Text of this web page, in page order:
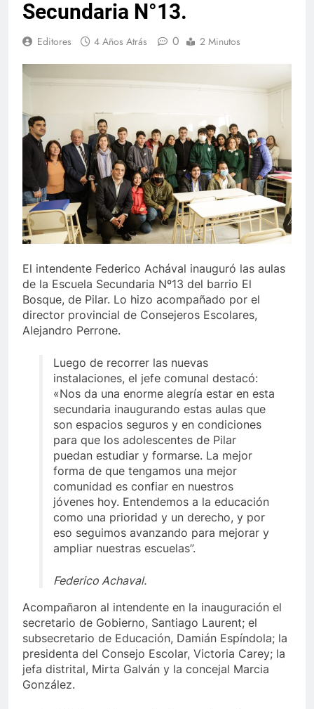
Secundaria N°13.
Editores 4 Años Atrás 0 2 Minutos
El intendente Federico Achával inauguró las aulas
de la Escuela Secundaria Nº13 del barrio El
Bosque, de Pilar. Lo hizo acompañado por el
director provincial de Consejeros Escolares,
Alejandro Perrone.
Luego de recorrer las nuevas
instalaciones, el jefe comunal destacó:
«Nos da una enorme alegría estar en esta
secundaria inaugurando estas aulas que
son espacios seguros y en condiciones
para que los adolescentes de Pilar
puedan estudiar y formarse. La mejor
forma de que tengamos una mejor
comunidad es confiar en nuestros
jóvenes hoy. Entendemos a la educación
como una prioridad y un derecho, y por
eso seguimos avanzando para mejorar y
ampliar nuestras escuelas”.
Federico Achaval.
Acompañaron al intendente en la inauguración el
secretario de Gobierno, Santiago Laurent; el
subsecretario de Educación, Damián Espíndola; la
presidenta del Consejo Escolar, Victoria Carey; la
jefa distrital, Mirta Galván y la concejal Marcia
González.